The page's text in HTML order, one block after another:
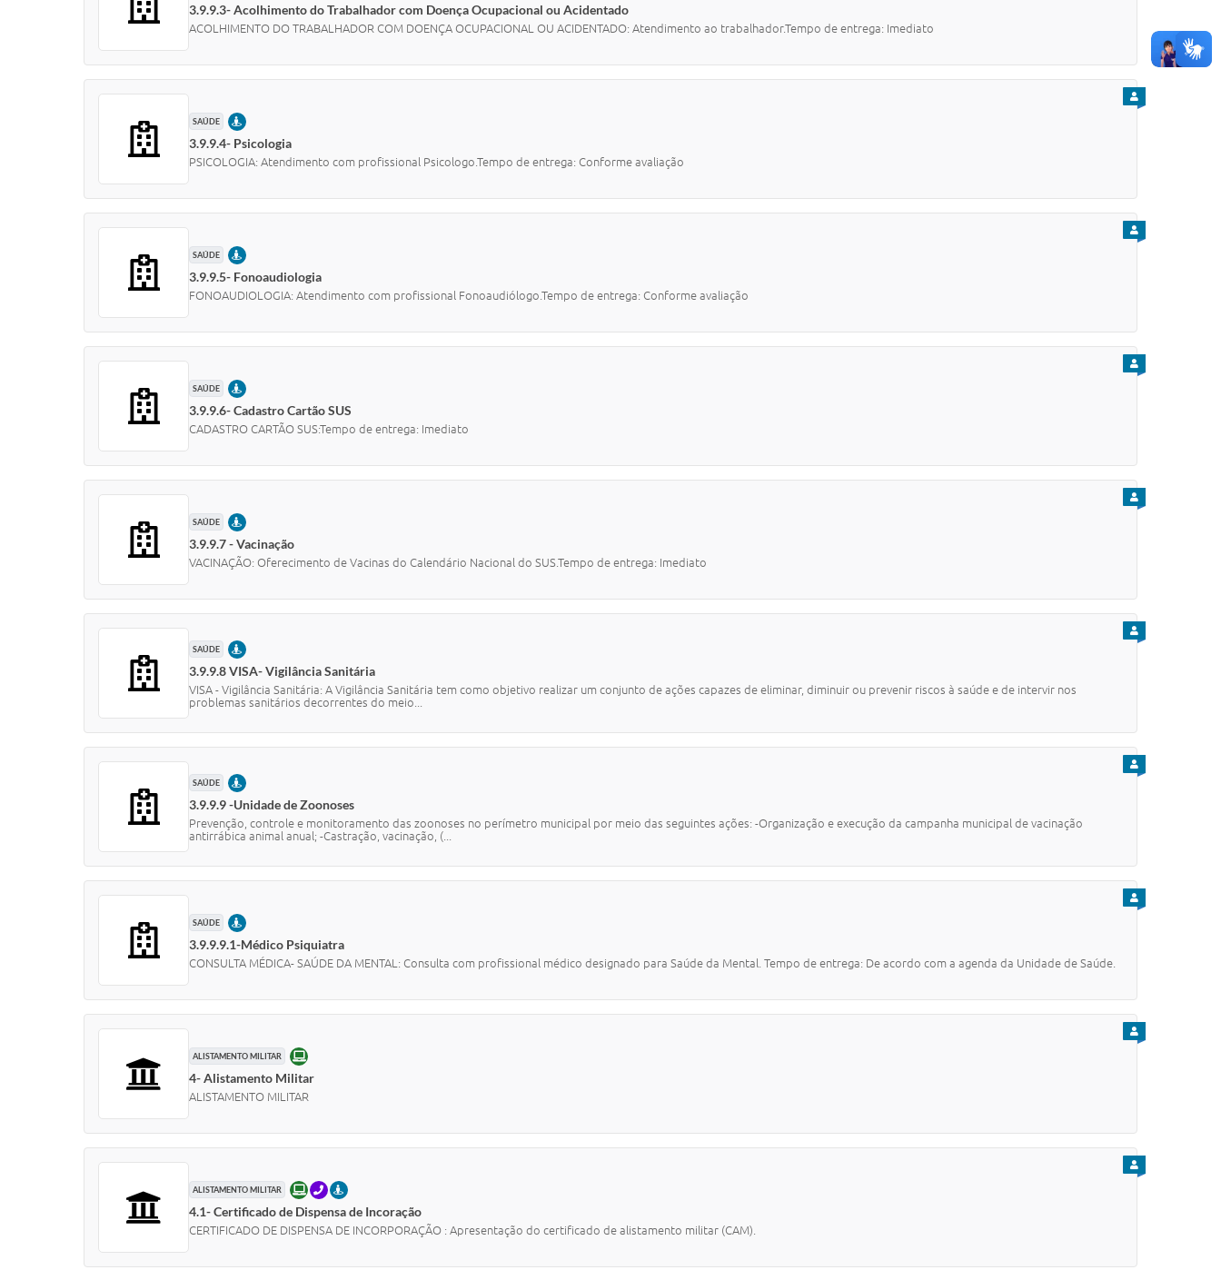
3.9.9.3- Acolhimento do Trabalhador com Doença Ocupacional ou Acidentado
ACOLHIMENTO DO TRABALHADOR COM DOENÇA OCUPACIONAL OU ACIDENTADO: Atendimento ao trabalhador.Tempo de entrega: Imediato
SAÚDE PRESENCIAL
3.9.9.4- Psicologia
PSICOLOGIA: Atendimento com profissional Psicologo.Tempo de entrega: Conforme avaliação
PARA CIDADÃO
SAÚDE PRESENCIAL
3.9.9.5- Fonoaudiologia
FONOAUDIOLOGIA: Atendimento com profissional Fonoaudiólogo.Tempo de entrega: Conforme avaliação
PARA CIDADÃO
SAÚDE PRESENCIAL
3.9.9.6- Cadastro Cartão SUS
CADASTRO CARTÃO SUS:Tempo de entrega: Imediato
PARA CIDADÃO
SAÚDE PRESENCIAL
3.9.9.7 - Vacinação
VACINAÇÃO: Oferecimento de Vacinas do Calendário Nacional do SUS.Tempo de entrega: Imediato
PARA CIDADÃO
SAÚDE PRESENCIAL
3.9.9.8 VISA- Vigilância Sanitária
VISA - Vigilância Sanitária: A Vigilância Sanitária tem como objetivo realizar um conjunto de ações capazes de eliminar, diminuir ou prevenir riscos à saúde e de intervir nos
problemas sanitários decorrentes do meio...
PARA CIDADÃO
SAÚDE PRESENCIAL
3.9.9.9 -Unidade de Zoonoses
Prevenção, controle e monitoramento das zoonoses no perímetro municipal por meio das seguintes ações: -Organização e execução da campanha municipal de vacinação
antirrábica animal anual; -Castração, vacinação, (...
PARA CIDADÃO
SAÚDE PRESENCIAL
3.9.9.9.1-Médico Psiquiatra
CONSULTA MÉDICA- SAÚDE DA MENTAL: Consulta com profissional médico designado para Saúde da Mental. Tempo de entrega: De acordo com a agenda da Unidade de Saúde.
PARA CIDADÃO
ALISTAMENTO MILITAR ONLINE
4- Alistamento Militar
ALISTAMENTO MILITAR
PARA CIDADÃO
ALISTAMENTO MILITAR ONLINETELEFONEPRESENCIAL
4.1- Certificado de Dispensa de Incoração
CERTIFICADO DE DISPENSA DE INCORPORAÇÃO : Apresentação do certificado de alistamento militar (CAM).
PARA CIDADÃO